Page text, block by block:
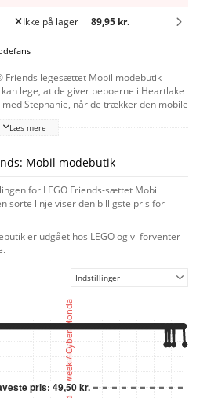
Ikke på lager 89,95 kr.
Friends legesættet Mobil modebutik
lege, at de giver beboerne i Heartlake
Stephanie, når de trækker den mobile
føntørrer, saks, børste, læbestift og
funktioner – spejlet er hængslet og kan
og scooteren kan hægtes af. Digitale
Instructions PLUS i appen LEGO
, spøgelses- og drejeværktøjer, der
De kan også gemme deres
til modellen når som helst.
Læs mere
Mobil modebutik
for LEGO Friends-sættet Mobil
sorte linje viser den billigste pris for
er udgået hos LEGO og vi forventer
Indstillinger